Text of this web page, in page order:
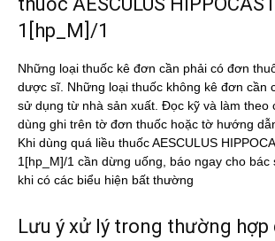
1[hp_M]/1
Những loại thuốc kê đơn cần phải có đơn
dược sĩ. Những loại thuốc không kê đơn cần
sử dụng từ nhà sản xuất. Đọc kỹ và làm theo
dùng ghi trên tờ đơn thuốc hoặc tờ hướng
Khi dùng quá liều thuốc AESCULUS
1[hp_M]/1 cần dừng uống, báo ngay cho
khi có các biểu hiện bất thường
Lưu ý xử lý trong thường hợp